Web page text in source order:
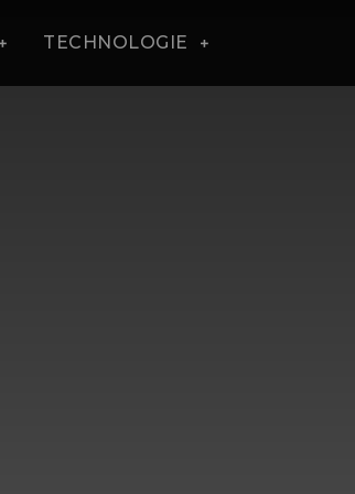
TECHNOLOGIE